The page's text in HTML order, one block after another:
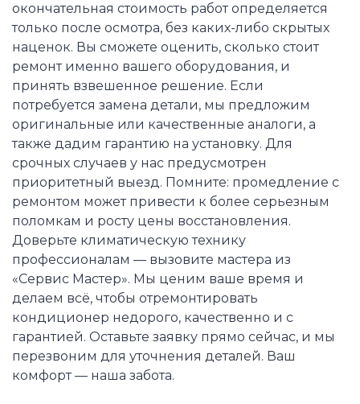
окончательная стоимость работ определяется
только после осмотра, без каких-либо скрытых
наценок. Вы сможете оценить, сколько стоит
ремонт именно вашего оборудования, и
принять взвешенное решение. Если
потребуется замена детали, мы предложим
оригинальные или качественные аналоги, а
также дадим гарантию на установку. Для
срочных случаев у нас предусмотрен
приоритетный выезд. Помните: промедление с
ремонтом может привести к более серьезным
поломкам и росту цены восстановления.
Доверьте климатическую технику
профессионалам — вызовите мастера из
«Сервис Мастер». Мы ценим ваше время и
делаем всё, чтобы отремонтировать
кондиционер недорого, качественно и с
гарантией. Оставьте заявку прямо сейчас, и мы
перезвоним для уточнения деталей. Ваш
комфорт — наша забота.